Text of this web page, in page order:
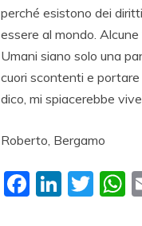
perché esistono dei
essere al mondo.
Umani siano solo una
cuori scontenti e
dico, mi spiacerebbe
Roberto, Bergamo
F
Li T